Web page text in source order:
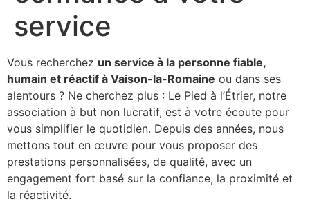
service
Vous recherchez un service à la personne fiable,
humain et réactif à Vaison-la-Romaine ou dans ses
alentours ? Ne cherchez plus : Le Pied à l’Étrier, notre
association à but non lucratif, est à votre écoute pour
vous simplifier le quotidien. Depuis des années, nous
mettons tout en œuvre pour vous proposer des
prestations personnalisées, de qualité, avec un
engagement fort basé sur la confiance, la proximité et
la réactivité.